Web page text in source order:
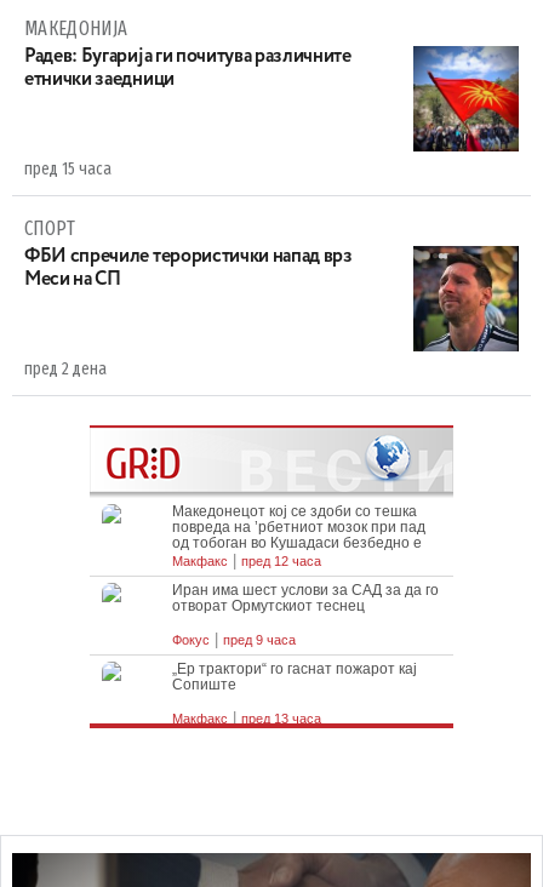
МАКЕДОНИЈА
Радев: Бугарија ги почитува различните
етнички заедници
пред 15 часа
СПОРТ
ФБИ спречиле терористички напад врз
Меси на СП
пред 2 дена